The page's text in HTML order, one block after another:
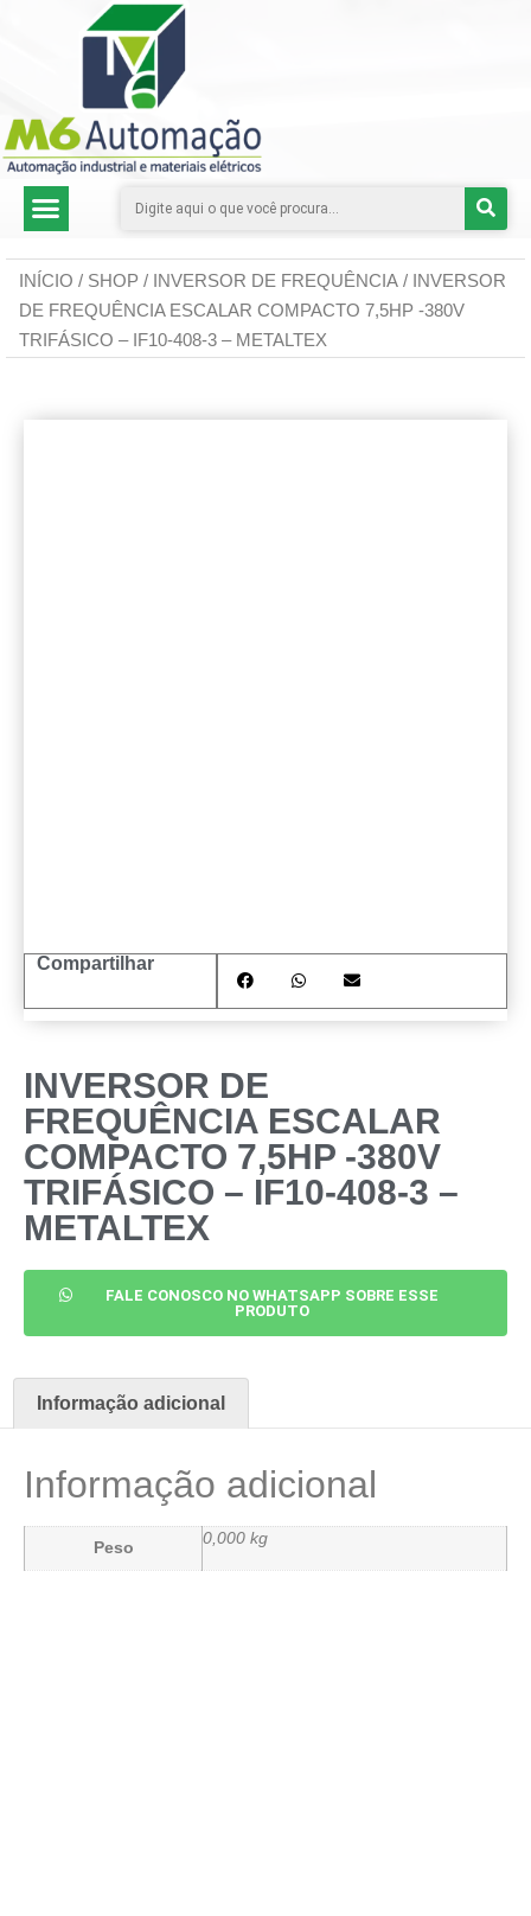
INÍCIO / SHOP / INVERSOR DE FREQUÊNCIA / INVERSOR
DE FREQUÊNCIA ESCALAR COMPACTO 7,5HP -380V
TRIFÁSICO – IF10-408-3 – METALTEX
INVERSOR DE
FREQUÊNCIA ESCALAR
COMPACTO 7,5HP -380V
TRIFÁSICO – IF10-408-3 –
METALTEX
FALE CONOSCO NO WHATSAPP SOBRE ESSE
PRODUTO
Compartilhar
Informação adicional
Informação adicional
Peso
0,000 kg